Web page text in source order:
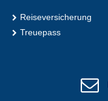
Reiseversicherung
Treuepass